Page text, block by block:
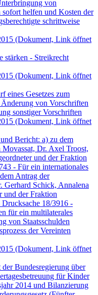
von
helfen und Kosten der
schrittweise
(Dokument, Link öffnet
stärken - Streikrecht
(Dokument, Link öffnet
eines Gesetzes zum
von Vorschriften
sonstiger Vorschriften
(Dokument, Link öffnet
Bericht: a) zu dem
Dr. Axel Troost,
und der Fraktion
- Für ein internationales
Antrag der
Schick, Annalena
und der Fraktion
18/3916 -
für ein multilaterales
von Staatsschulden
der Vereinten
(Dokument, Link öffnet
Bundesregierung über
für Kinder
2014 und Bilanzierung